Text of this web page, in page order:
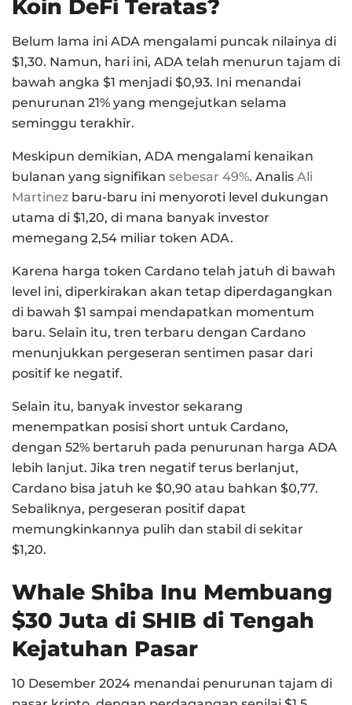
Koin DeFi Teratas?
Belum lama ini ADA mengalami puncak nilainya di
$1,30. Namun, hari ini, ADA telah menurun tajam di
bawah angka $1 menjadi $0,93. Ini menandai
penurunan 21% yang mengejutkan selama
seminggu terakhir.
Meskipun demikian, ADA mengalami kenaikan
bulanan yang signifikan sebesar 49%. Analis Ali
Martinez baru-baru ini menyoroti level dukungan
utama di $1,20, di mana banyak investor
memegang 2,54 miliar token ADA.
Karena harga token Cardano telah jatuh di bawah
level ini, diperkirakan akan tetap diperdagangkan
di bawah $1 sampai mendapatkan momentum
baru. Selain itu, tren terbaru dengan Cardano
menunjukkan pergeseran sentimen pasar dari
positif ke negatif.
Selain itu, banyak investor sekarang
menempatkan posisi short untuk Cardano,
dengan 52% bertaruh pada penurunan harga ADA
lebih lanjut. Jika tren negatif terus berlanjut,
Cardano bisa jatuh ke $0,90 atau bahkan $0,77.
Sebaliknya, pergeseran positif dapat
memungkinkannya pulih dan stabil di sekitar
$1,20.
Whale Shiba Inu Membuang
$30 Juta di SHIB di Tengah
Kejatuhan Pasar
10 Desember 2024 menandai penurunan tajam di